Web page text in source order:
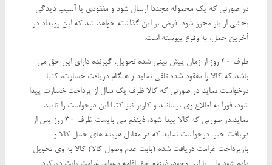
در صورتی که یک محموله مجددا ارسال شود و مفقودی یا آسیب دیدگی
بخشی از بار محرز شود، فرض بر این گذاشته خواهد شد که این رویداد در
آخرین حمل، به وقوع پیوسته است.
ظرف 30 روز از زمان پیش بینی شده تحویل، گیرنده دارای این حق می
باشد که کالا را مفقود شده تلقی نماید و هنگام دریافت خسارت، کتبا
درخواست نماید در صورتی که کالا ظرف یک سال از پرداخت خسارت پیدا
شود، فورا به اطلاع وی برسانند و کاربر نیز کتبا این درخواست را تایید
نماید.در صورتی که کالا پیدا شود، ذینفع می بایست ظرف 30 روز پس از
دریافت خبر، درخواست نماید که در مقابل هزینه های حمل کالا و
بازپرداخت غرامت دریافت شده (بابت عدم وصول کالا) کالا به وی تحویل